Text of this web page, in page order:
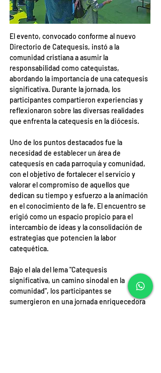
El evento, convocado conforme al nuevo
Directorio de Catequesis, instó a la
comunidad cristiana a asumir la
responsabilidad como catequistas,
abordando la importancia de una catequesis
significativa. Durante la jornada, los
participantes compartieron experiencias y
reflexionaron sobre las diversas realidades
que enfrenta la catequesis en la diócesis.
Uno de los puntos destacados fue la
necesidad de establecer un área de
catequesis en cada parroquia y comunidad,
con el objetivo de fortalecer el servicio y
valorar el compromiso de aquellos que
dedican su tiempo y esfuerzo a la animación
en el conocimiento de la fe. El encuentro se
erigió como un espacio propicio para el
intercambio de ideas y la consolidación de
estrategias que potencien la labor
catequética.
Bajo el ala del lema "Catequesis
significativa, un camino sinodal en la
comunidad", los participantes se
sumergieron en una jornada enriquecedora